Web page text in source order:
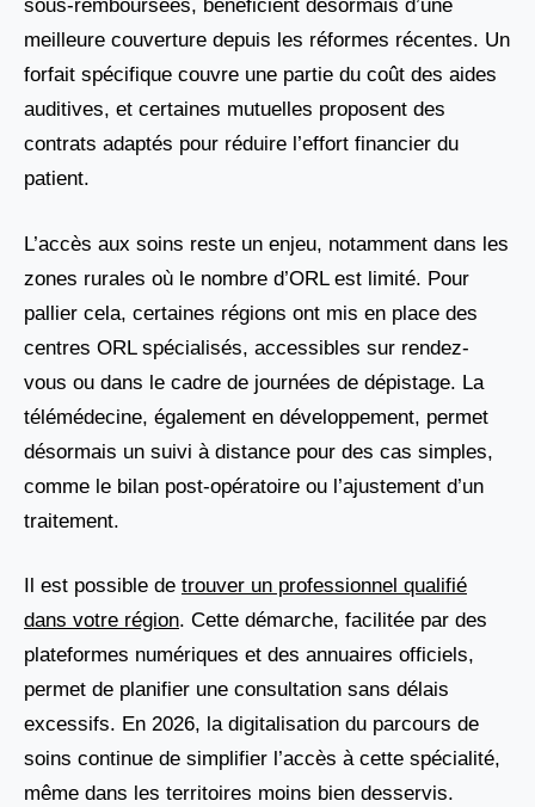
sous-remboursées, bénéficient désormais d’une
meilleure couverture depuis les réformes récentes. Un
forfait spécifique couvre une partie du coût des aides
auditives, et certaines mutuelles proposent des
contrats adaptés pour réduire l’effort financier du
patient.
L’accès aux soins reste un enjeu, notamment dans les
zones rurales où le nombre d’ORL est limité. Pour
pallier cela, certaines régions ont mis en place des
centres ORL spécialisés, accessibles sur rendez-
vous ou dans le cadre de journées de dépistage. La
télémédecine, également en développement, permet
désormais un suivi à distance pour des cas simples,
comme le bilan post-opératoire ou l’ajustement d’un
traitement.
Il est possible de trouver un professionnel qualifié
dans votre région. Cette démarche, facilitée par des
plateformes numériques et des annuaires officiels,
permet de planifier une consultation sans délais
excessifs. En 2026, la digitalisation du parcours de
soins continue de simplifier l’accès à cette spécialité,
même dans les territoires moins bien desservis.